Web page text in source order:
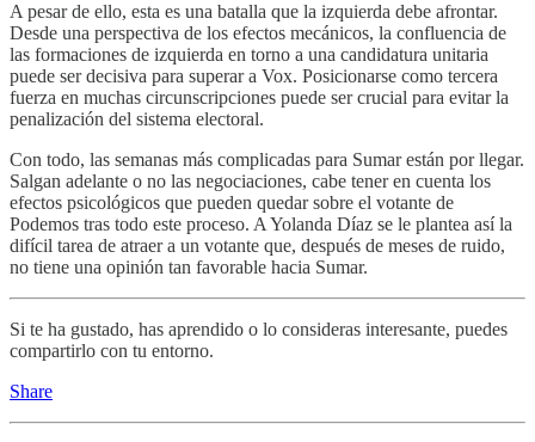
A pesar de ello, esta es una batalla que la izquierda debe afrontar.
Desde una perspectiva de los efectos mecánicos, la confluencia de
las formaciones de izquierda en torno a una candidatura unitaria
puede ser decisiva para superar a Vox. Posicionarse como tercera
fuerza en muchas circunscripciones puede ser crucial para evitar la
penalización del sistema electoral.
Con todo, las semanas más complicadas para Sumar están por llegar.
Salgan adelante o no las negociaciones, cabe tener en cuenta los
efectos psicológicos que pueden quedar sobre el votante de
Podemos tras todo este proceso. A Yolanda Díaz se le plantea así la
difícil tarea de atraer a un votante que, después de meses de ruido,
no tiene una opinión tan favorable hacia Sumar.
Si te ha gustado, has aprendido o lo consideras interesante, puedes
compartirlo con tu entorno.
Share